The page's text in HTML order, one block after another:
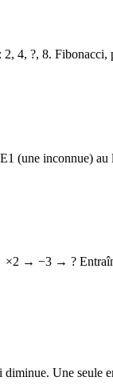
4, ?, 8. Fibonacci,
(une inconnue) au
→ −3 → ?
diminue. Une seule